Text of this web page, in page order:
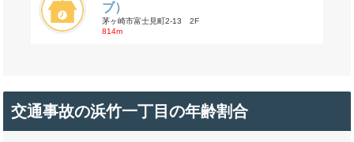
ブ）
茅ヶ崎市富士見町2-13 2F
814m
交通事故の浜竹一丁目の年齢割合